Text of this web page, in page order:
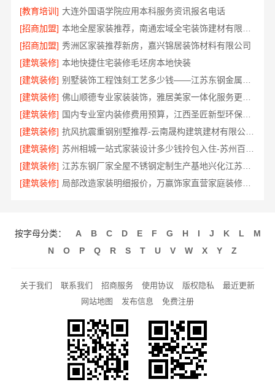
[教育培训] 大连外国语学院应用本科服务资讯报名电话
[招商加盟]
[招商加盟] 秀洲区家装推荐新房，嘉兴锦居装饰材料有限公司
[建筑装修] 本地快捷住宅装修毛坯房本地快装
[建筑装修]
[建筑装修]
[建筑装修]
国内专业室内装修费用预算，江西圣匠新型环保材料有限公司
[建筑装修]
抗风抗震重钢别墅推荐-云南晟构建筑建材有限公司精选
[建筑装修]
[建筑装修]
江苏东钢厂家全屋不锈钢定制生产基地兴化江苏东钢金属科技有限公司
[建筑装修]
局部改造家装明细报价，万赢饰家直营家庭装修成本管控
按字母分类： A B C D E F G H I J K L
M
N
O P Q R S T U V W X Y Z
关于我们 联系我们 招商服务 使用协议 版权隐私
最近更新
网站地图
发布信息 免费注册